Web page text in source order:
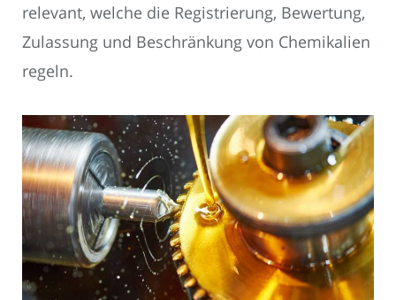
relevant, welche die Registrierung, Bewertung,
Zulassung und Beschränkung von Chemikalien
regeln.